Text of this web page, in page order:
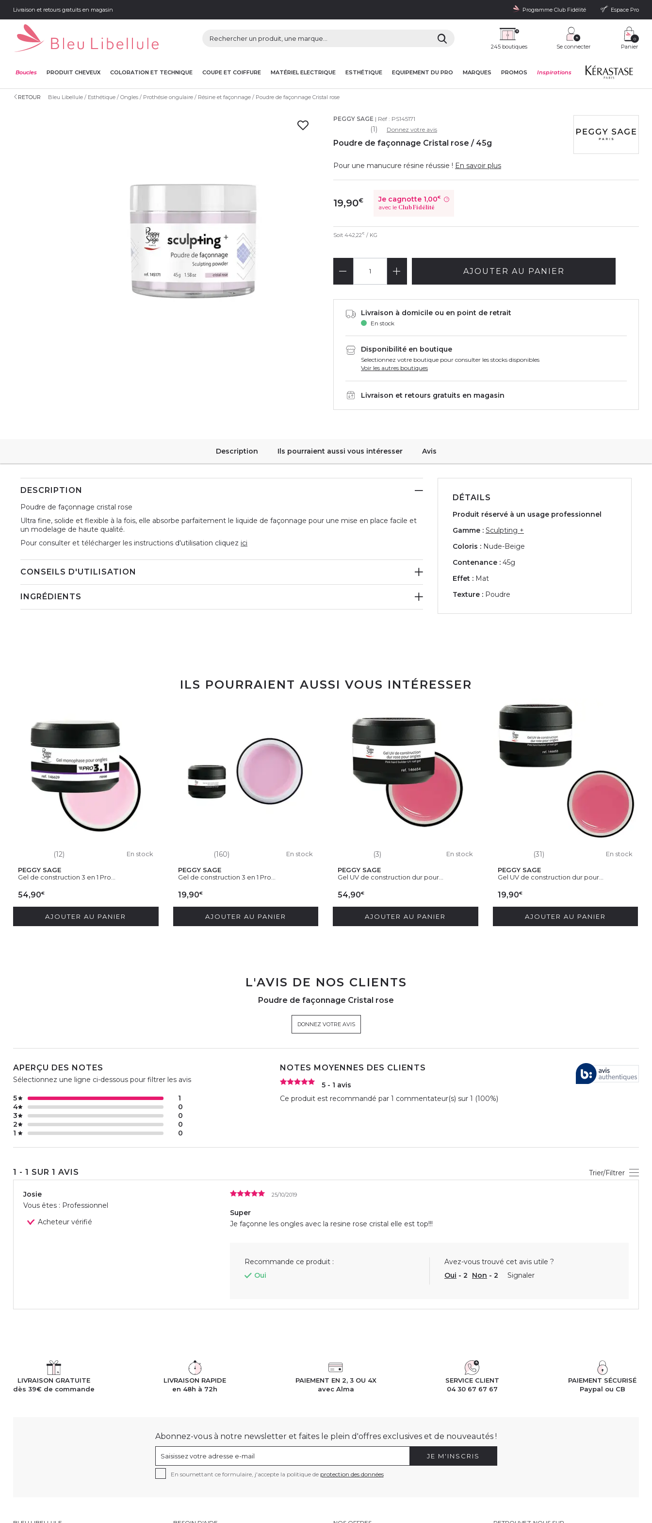
Livraison et retours gratuits en magasin Programme Club Fidélité Espace Pro
245 boutiques Se connecter Panier
0
Boucles PRODUIT CHEVEUX COLORATION ET TECHNIQUE COUPE ET COIFFURE MATÉRIEL ELECTRIQUE ESTHÉTIQUE EQUIPEMENT DU PRO MARQUES PROMOS Inspirations
RETOUR Bleu Libellule Esthétique Ongles Prothésie ongulaire Résine et façonnage Poudre de façonnage Cristal rose
PEGGY SAGE | Réf : PS145171
(1) Donnez votre avis
Poudre de façonnage Cristal rose / 45g
Pour une manucure résine réussie ! En savoir plus
19,90€ Je cagnotte 1,00€
avec le Club Fidélité
?
Soit 442,22 € / KG
AJOUTER AU PANIER
Livraison à domicile ou en point de retrait
En stock
Disponibilité en boutique
Selectionnez votre boutique pour consulter les stocks disponibles
Voir les autres boutiques
Livraison et retours gratuits en magasin
Description Ils pourraient aussi vous intéresser Avis
DESCRIPTION
Poudre de façonnage cristal rose
Ultra fine, solide et flexible à la fois, elle absorbe parfaitement le liquide de façonnage pour une mise en place facile et
un modelage de haute qualité.
Pour consulter et télécharger les instructions d'utilisation cliquez ici
CONSEILS D'UTILISATION
INGRÉDIENTS
DÉTAILS
Produit réservé à un usage professionnel
Gamme : Sculpting +
Coloris : Nude-Beige
Contenance : 45g
Effet : Mat
Texture : Poudre
ILS POURRAIENT AUSSI VOUS INTÉRESSER
(12) En stock
PEGGY SAGE
Gel de construction 3 en 1 Pro...
54,90€
AJOUTER AU PANIER
(160) En stock
PEGGY SAGE
Gel de construction 3 en 1 Pro...
19,90€
AJOUTER AU PANIER
(3) En stock
PEGGY SAGE
Gel UV de construction dur pour...
54,90€
AJOUTER AU PANIER
(31) En stock
PEGGY SAGE
Gel UV de construction dur pour...
19,90€
AJOUTER AU PANIER
L'AVIS DE NOS CLIENTS
Poudre de façonnage Cristal rose
DONNEZ VOTRE AVIS
APERÇU DES NOTES
Sélectionnez une ligne ci-dessous pour filtrer les avis
1 0
2 0
3 0
4 0
5 1
NOTES MOYENNES DES CLIENTS
5 - 1 avis
Ce produit est recommandé par 1 commentateur(s) sur 1 (100%)
1 - 1 SUR 1 AVIS Trier/Filtrer
Josie
Vous êtes : Professionnel
Acheteur vérifié
25/10/2019
Super
Je façonne les ongles avec la resine rose cristal elle est top!!!
Recommande ce produit :
Oui
Avez-vous trouvé cet avis utile ?
Oui - 2 Non - 2 Signaler
LIVRAISON GRATUITE
dès 39€ de commande
LIVRAISON RAPIDE
en 48h à 72h
PAIEMENT EN 2, 3 OU 4X
avec Alma
SERVICE CLIENT
04 30 67 67 67
PAIEMENT SÉCURISÉ
Paypal ou CB
Abonnez-vous à notre newsletter et faites le plein d'offres exclusives et de nouveautés !
JE M'INSCRIS
En soumettant ce formulaire, j'accepte la politique de protection des données